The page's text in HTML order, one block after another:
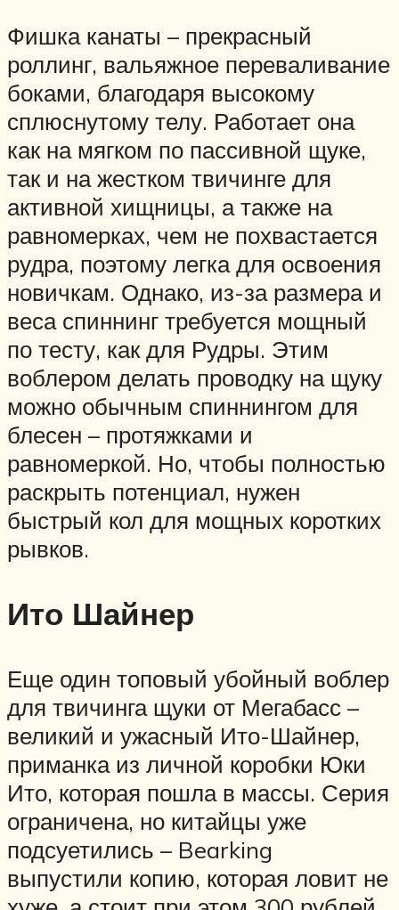
Фишка канаты – прекрасный
роллинг, вальяжное переваливание
боками, благодаря высокому
сплюснутому телу. Работает она
как на мягком по пассивной щуке,
так и на жестком твичинге для
активной хищницы, а также на
равномерках, чем не похвастается
рудра, поэтому легка для освоения
новичкам. Однако, из-за размера и
веса спиннинг требуется мощный
по тесту, как для Рудры. Этим
воблером делать проводку на щуку
можно обычным спиннингом для
блесен – протяжками и
равномеркой. Но, чтобы полностью
раскрыть потенциал, нужен
быстрый кол для мощных коротких
рывков.
Ито Шайнер
Еще один топовый убойный воблер
для твичинга щуки от Мегабасс –
великий и ужасный Ито-Шайнер,
приманка из личной коробки Юки
Ито, которая пошла в массы. Серия
ограничена, но китайцы уже
подсуетились – Bearking
выпустили копию, которая ловит не